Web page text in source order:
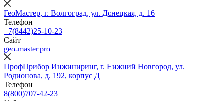
ГеоМастер, г. Волгоград, ул. Донецкая, д. 16
Телефон
+7(8442)25-10-23
Сайт
geo-master.pro
ПрофПрибор Инжиниринг, г. Нижний Новгород, ул.
Родионова, д. 192, корпус Д
Телефон
8(800)707-42-23